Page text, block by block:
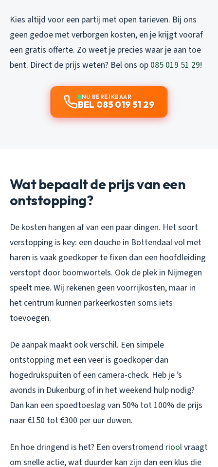
Kies altijd voor een partij met open tarieven. Bij ons
geen gedoe met verborgen kosten, en je krijgt vooraf
een gratis offerte. Zo weet je precies waar je aan toe
bent. Direct de prijs weten? Bel ons op 085 019 51 29!
NU BEREIKBAAR
BEL 085 019 51 29
Wat bepaalt de prijs van een
ontstopping?
De kosten hangen af van een paar dingen. Het soort
verstopping is key: een douche in Bottendaal vol met
haren is vaak goedkoper te fixen dan een hoofdleiding
verstopt door boomwortels. Ook de plek in Nijmegen
speelt mee. Wij rekenen geen voorrijkosten, maar in
het centrum kunnen parkeerkosten soms iets
toevoegen.
De aanpak maakt ook verschil. Een simpele
ontstopping met een veer is goedkoper dan
hogedrukspuiten of een camera-check. Heb je ’s
avonds in Dukenburg of in het weekend hulp nodig?
Dan kan een spoedtoeslag van 50% tot 100% de prijs
naar €150 tot €300 per uur duwen.
En hoe dringend is het? Een overstromend rioolvraagt
om snelle actie, wat duurder kan zijn dan een klus die